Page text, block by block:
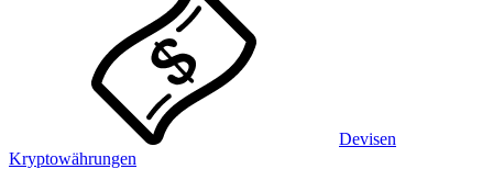
Devisen
Kryptowährungen